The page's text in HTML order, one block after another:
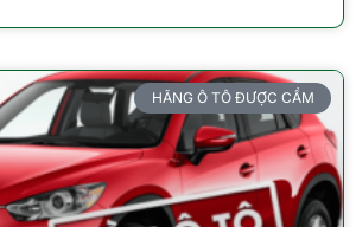
HÃNG Ô TÔ ĐƯỢC CẦM